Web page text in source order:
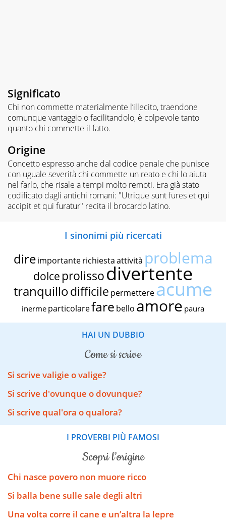
Significato
Chi non commette materialmente l’illecito, traendone
comunque vantaggio o facilitandolo, è colpevole tanto
quanto chi commette il fatto.
Origine
Concetto espresso anche dal codice penale che punisce
con uguale severità chi commette un reato e chi lo aiuta
nel farlo, che risale a tempi molto remoti. Era già stato
codificato dagli antichi romani: "Utrique sunt fures et qui
accipit et qui furatur" recita il brocardo latino.
I sinonimi più ricercati
dire importante richiestaattività problema
dolce prolissodivertente
tranquillodifficile permettereacume
inerme particolarefare bello amore paura
HAI UN DUBBIO
come si scrive
Si scrive valigie o valige?
Si scrive d'ovunque o dovunque?
Si scrive qual'ora o qualora?
I PROVERBI PIÙ FAMOSI
scopri l’origine
Chi nasce povero non muore ricco
Si balla bene sulle sale degli altri
Una volta corre il cane e un’altra la lepre